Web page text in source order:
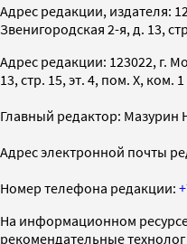
Адрес редакции, издателя:
Звенигородская 2-я, д. 13,
Адрес редакции: 123022, г.
13, стр. 15, эт. 4, пом. X, ком. 1
Главный редактор: Мазурин
Адрес электронной почты
Номер телефона редакции:
На информационном
рекомендательные